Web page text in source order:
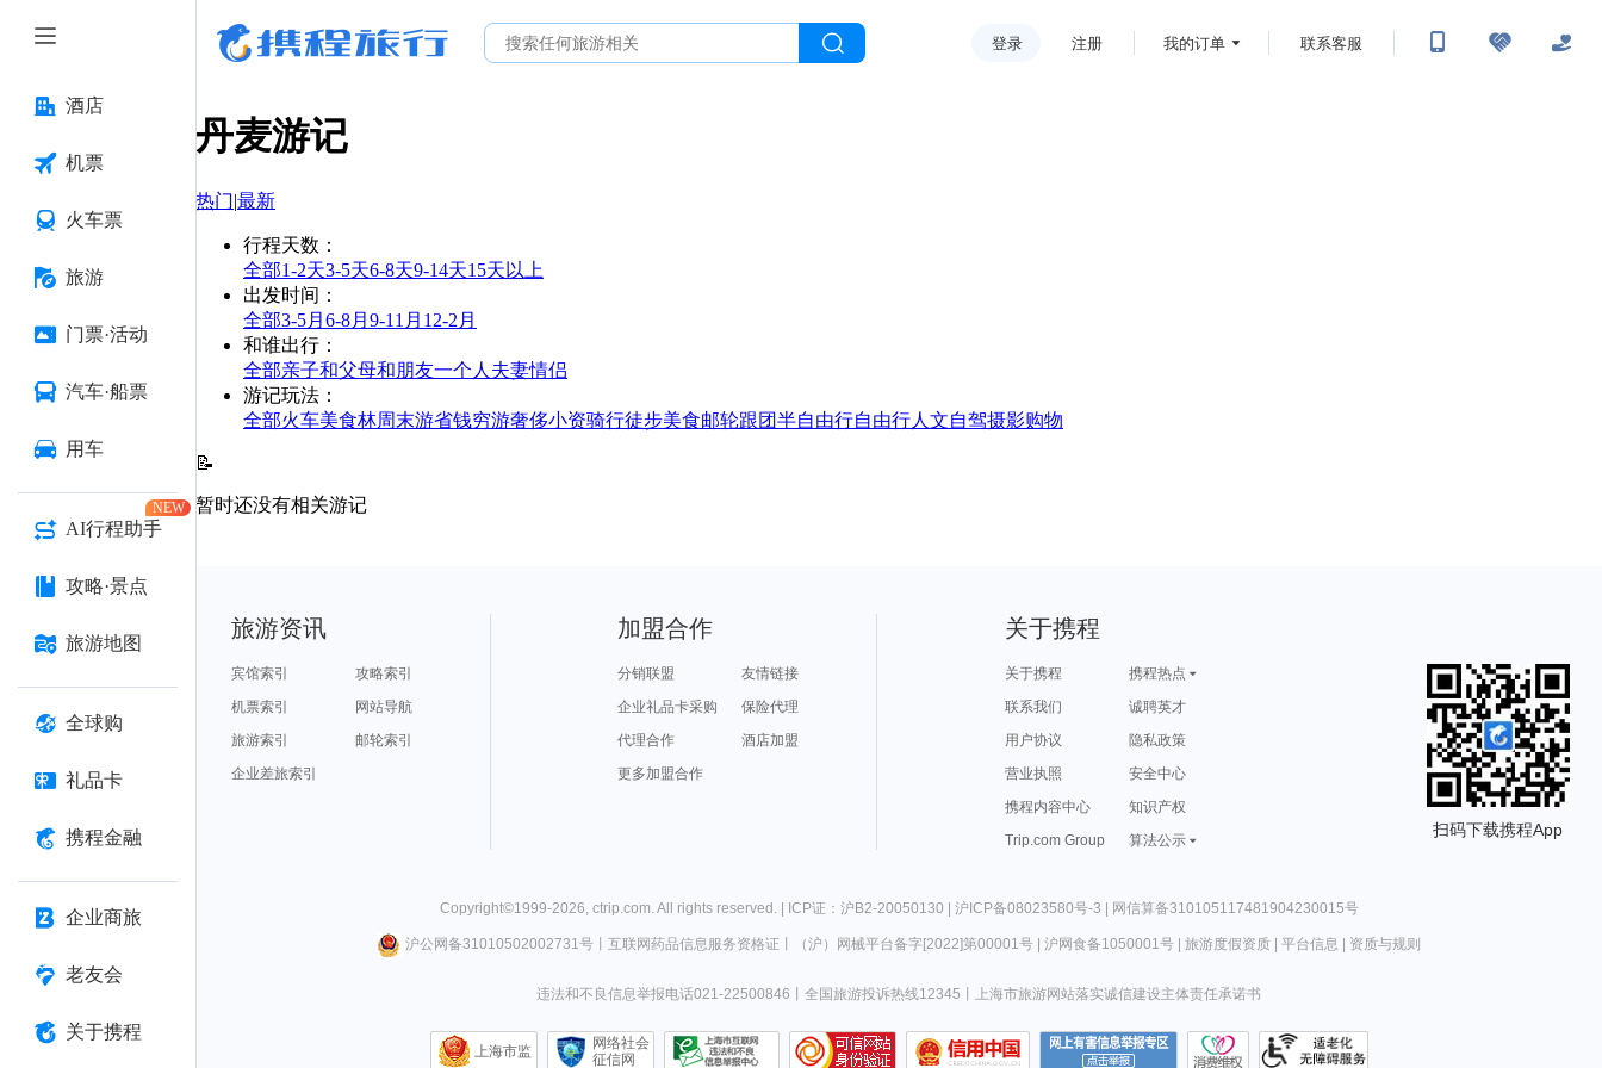
酒店
机票
火车票
旅游
门票·活动
汽车·船票
用车
AI行程助手
NEW
攻略·景点
旅游地图
全球购
礼品卡
携程金融
企业商旅
老友会
关于携程
登录 注册 我的订单 联系客服
丹麦游记
热门|最新
行程天数 ：
全部1-2天3-5天6-8天9-14天15天以上
出发时间 ：
全部3-5月 6-8月 9-11月 12-2月
和谁出行 ：
全部亲子和父母和朋友一个人 夫妻情侣
游记玩法 ：
全部火车美食林周末游省钱穷游奢侈小资骑行徒步美食邮轮跟团半自由行自由行人文自驾摄影购物
📝
暂时还没有相关游记
旅游资讯
宾馆索引
攻略索引
机票索引
网站导航
旅游索引
邮轮索引
企业差旅索引
加盟合作
分销联盟
友情链接
企业礼品卡采购
保险代理
代理合作
酒店加盟
更多加盟合作
关于携程
关于携程
携程热点
联系我们
诚聘英才
用户协议
隐私政策
营业执照
安全中心
携程内容中心
知识产权
Trip.com Group
算法公示
扫码下载携程App
Copyright©1999-2026, ctrip.com. All rights reserved. | ICP证：沪B2-20050130 | 沪ICP备08023580号-3 | 网信算备310105117481904230015号
沪公网备31010502002731号丨 互联网药品信息服务资格证 （沪）网械平台备字[2022]第00001号| 沪网食备1050001号| 旅游度假资质| 平台信息 资质与规则
违法和不良信息举报电话021-22500846 全国旅游投诉热线12345 上海市旅游网站落实诚信建设主体责任承诺书
上海市监
网络社会
征信网